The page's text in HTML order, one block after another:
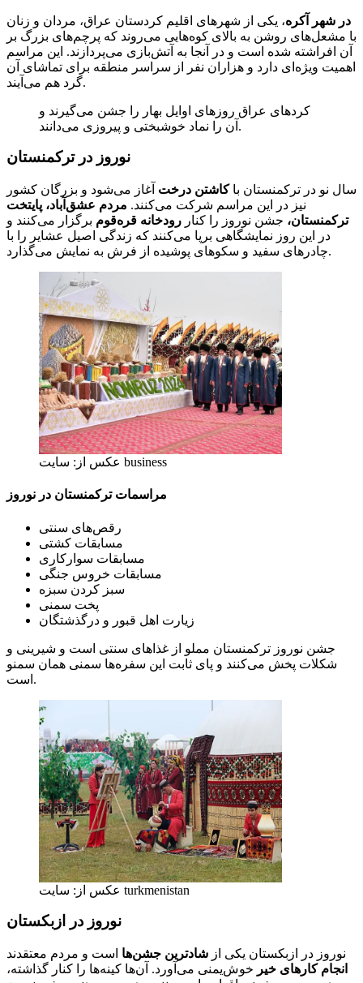
در شهر آکره، یکی از شهرهای اقلیم کردستان عراق، مردان و زنان
با مشعل‌های روشن به بالای کوه‌هایی می‌روند که پرچم‌های بزرگ بر
آن افراشته شده است و در آنجا به آتش‌بازی می‌پردازند. این مراسم
اهمیت ویژه‌ای دارد و هزاران نفر از سراسر منطقه برای تماشای آن
گرد هم می‌آیند.
کردهای عراق روزهای اوایل بهار را جشن می‌گیرند و
آن را نماد خوشبختی و پیروزی می‌دانند.
نوروز در ترکمنستان
سال نو در ترکمنستان باکاشتن درخت آغاز می‌شود و بزرگان کشور
نیز در این مراسم شرکت می‌کنند. مردم عشق‌آباد، پایتخت
ترکمنستان، جشن نوروز را کنار رودخانه قره‌قوم برگزار می‌کنند و
در این روز نمایشگاهی برپا می‌کنند که زندگی اصیل عشایر را با
چادرهای سفید و سکوهای پوشیده از فرش به نمایش می‌گذارد.
عکس از: سایت business
مراسمات ترکمنستان در نوروز
رقص‌های سنتی
مسابقات کشتی
مسابقات سوارکاری
مسابقات خروس جنگی
سبز کردن سبزه
پخت سمنی
زیارت اهل قبور و درگذشتگان
جشن نوروز ترکمنستان مملو از غذاهای سنتی است و شیرینی و
شکلات پخش می‌کنند و پای ثابت این سفره‌ها سمنی همان سمنو
است.
عکس از: سایت turkmenistan
نوروز در ازبکستان
نوروز در ازبکستان یکی از شادترین جشن‌ها است و مردم معتقدند
انجام کارهای خیر خوش‌یمنی می‌آورد. آن‌ها کینه‌ها را کنار گذاشته،